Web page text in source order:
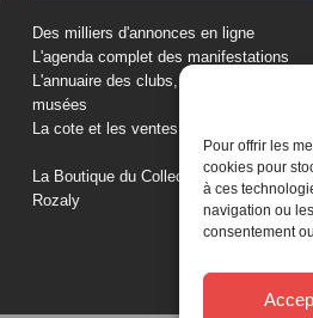
Pour offrir les
cookies pour
à ces
navigation ou
consentement
Des milliers d'annonces en ligne
L'agenda complet des manifestations
L'annuaire des clubs, professionnels,
musées
La cote et les ventes aux enchères
La Boutique du Collectionneur
Rozaly